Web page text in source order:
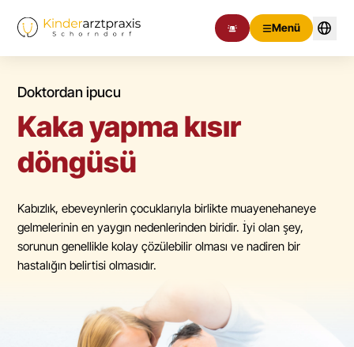
Menü
Doktordan ipucu
Kaka yapma kısır
döngüsü
Kabızlık, ebeveynlerin çocuklarıyla birlikte muayenehaneye
gelmelerinin en yaygın nedenlerinden biridir. İyi olan şey,
sorunun genellikle kolay çözülebilir olması ve nadiren bir
hastalığın belirtisi olmasıdır.